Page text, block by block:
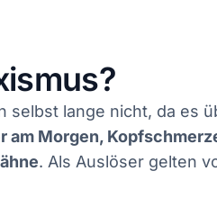
lange nicht, da
Morgen,
. Als Auslöser gelten